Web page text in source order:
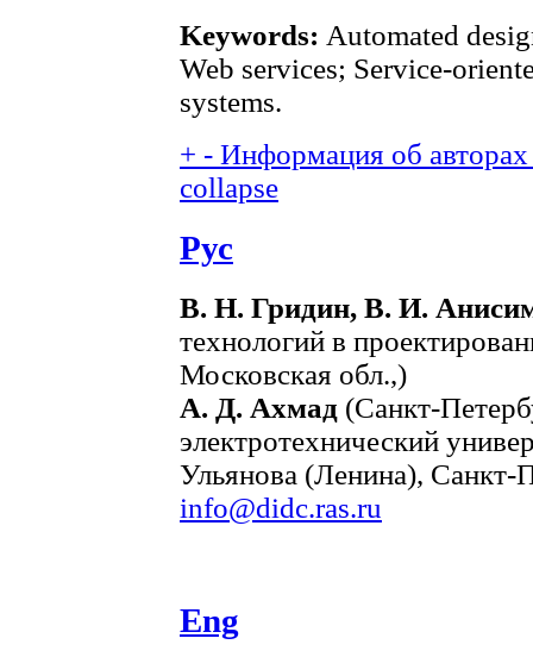
Keywords: Automated
Web services; Service-
systems.
+ - Информация об
collapse
Рус
В. Н. Гридин, В. И.
технологий в
Московская обл.,)
А. Д. Ахмад (Санкт-
электротехнический
Ульянова (Ленина), Санкт-
info@didc.ras.ru
Eng